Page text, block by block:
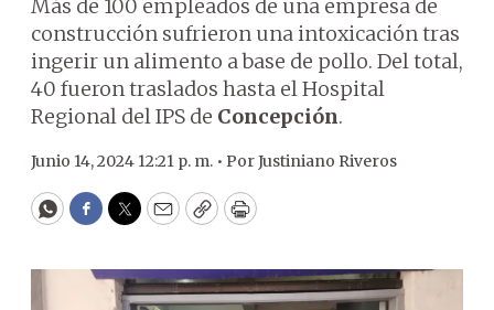
Más de 100 empleados de una empresa de
construcción sufrieron una intoxicación tras
ingerir un alimento a base de pollo. Del total,
40 fueron traslados hasta el Hospital
Regional del IPS de Concepción.
Junio 14, 2024 12:21 p. m. • PorJustiniano Riveros
WhatsApp
Facebook
Twitter
EmailCopyPrint